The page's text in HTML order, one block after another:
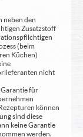
neben den
Zusatzstoff
(beim
Küchen)
nicht
für
können
sind diese
keine Garantie
werden.